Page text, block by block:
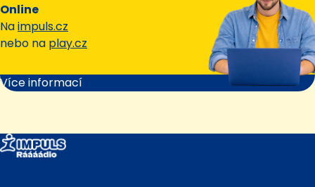
Online
Naimpuls.cz
nebo na play.cz
Více informací